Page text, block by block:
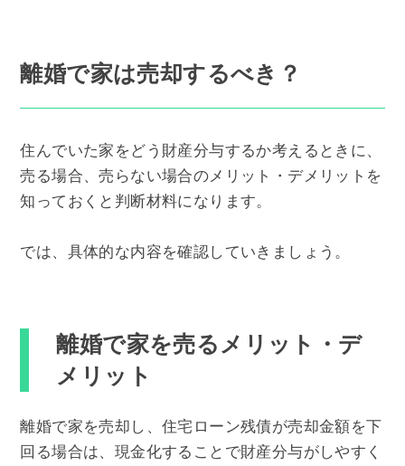
離婚で家は売却するべき？
住んでいた家をどう財産分与するか考えるときに、
売る場合、売らない場合のメリット・デメリットを
知っておくと判断材料になります。
では、具体的な内容を確認していきましょう。
離婚で家を売るメリット・デ
メリット
離婚で家を売却し、住宅ローン残債が売却金額を下
回る場合は、現金化することで財産分与がしやすく